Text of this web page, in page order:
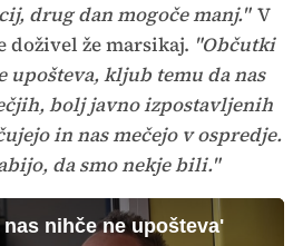
drug dan mogoče manj." V
že marsikaj. "Občutki
upošteva, kljub temu da nas
bolj javno izpostavljenih
in nas mečejo v ospredje.
da smo nekje bili."
nihče ne upošteva'